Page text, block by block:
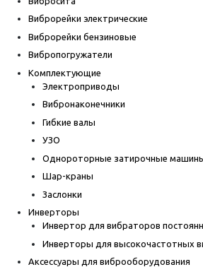
Виброрейки электрические
Виброрейки бензиновые
Вибропогружатели
Комплектующие
Электроприводы
Вибронаконечники
Гибкие валы
УЗО
Однороторные затирочные
Шар-краны
Заслонки
Инверторы
Инвертор для вибраторов
Инверторы для высокочастотных
Аксессуары для виброоборудования